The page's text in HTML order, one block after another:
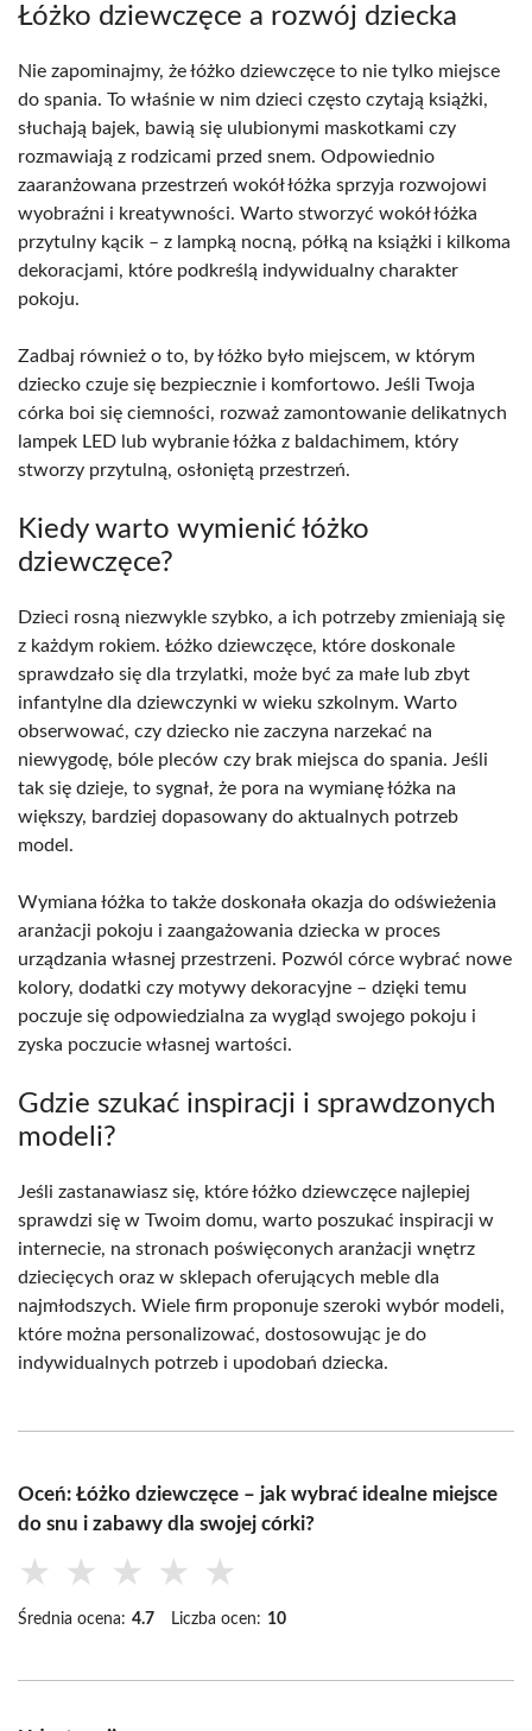
Łóżko dziewczęce a rozwój dziecka
Nie zapominajmy, że łóżko dziewczęce to nie tylko miejsce
do spania. To właśnie w nim dzieci często czytają książki,
słuchają bajek, bawią się ulubionymi maskotkami czy
rozmawiają z rodzicami przed snem. Odpowiednio
zaaranżowana przestrzeń wokół łóżka sprzyja rozwojowi
wyobraźni i kreatywności. Warto stworzyć wokół łóżka
przytulny kącik – z lampką nocną, półką na książki i kilkoma
dekoracjami, które podkreślą indywidualny charakter
pokoju.
Zadbaj również o to, by łóżko było miejscem, w którym
dziecko czuje się bezpiecznie i komfortowo. Jeśli Twoja
córka boi się ciemności, rozważ zamontowanie delikatnych
lampek LED lub wybranie łóżka z baldachimem, który
stworzy przytulną, osłoniętą przestrzeń.
Kiedy warto wymienić łóżko
dziewczęce?
Dzieci rosną niezwykle szybko, a ich potrzeby zmieniają się
z każdym rokiem. Łóżko dziewczęce, które doskonale
sprawdzało się dla trzylatki, może być za małe lub zbyt
infantylne dla dziewczynki w wieku szkolnym. Warto
obserwować, czy dziecko nie zaczyna narzekać na
niewygodę, bóle pleców czy brak miejsca do spania. Jeśli
tak się dzieje, to sygnał, że pora na wymianę łóżka na
większy, bardziej dopasowany do aktualnych potrzeb
model.
Wymiana łóżka to także doskonała okazja do odświeżenia
aranżacji pokoju i zaangażowania dziecka w proces
urządzania własnej przestrzeni. Pozwól córce wybrać nowe
kolory, dodatki czy motywy dekoracyjne – dzięki temu
poczuje się odpowiedzialna za wygląd swojego pokoju i
zyska poczucie własnej wartości.
Gdzie szukać inspiracji i sprawdzonych
modeli?
Jeśli zastanawiasz się, które łóżko dziewczęce najlepiej
sprawdzi się w Twoim domu, warto poszukać inspiracji w
internecie, na stronach poświęconych aranżacji wnętrz
dziecięcych oraz w sklepach oferujących meble dla
najmłodszych. Wiele firm proponuje szeroki wybór modeli,
które można personalizować, dostosowując je do
indywidualnych potrzeb i upodobań dziecka.
Oceń: Łóżko dziewczęce – jak wybrać idealne miejsce
do snu i zabawy dla swojej córki?
★ ★ ★ ★ ★
Średnia ocena: 4.7 Liczba ocen: 10